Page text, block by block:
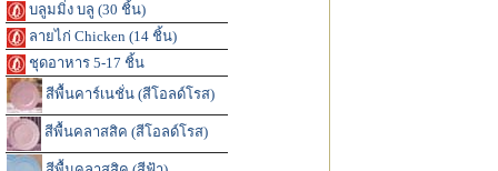
บลูมมิ่ง บลู (30 ชิ้น)
ลายไก่ Chicken (14 ชิ้น)
ชุดอาหาร 5-17 ชิ้น
สีพื้นคาร์เนชั่น (สีโอลด์โรส)
สีพื้นคลาสสิค (สีโอลด์โรส)